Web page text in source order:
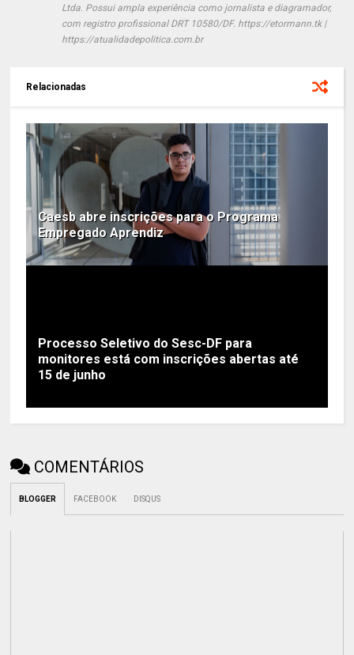
Ltda. Possui ampla experiência como jornalista e diagramador,
com registro profissional DRT 10580/DF. https://etormann.tk |
https://atualidadepolitica.com.br
Relacionadas
Caesb abre inscrições para o Programa
Empregado Aprendiz
Processo Seletivo do Sesc-DF para
monitores está com inscrições abertas até
15 de junho
COMENTÁRIOS
BLOGGER FACEBOOK DISQUS